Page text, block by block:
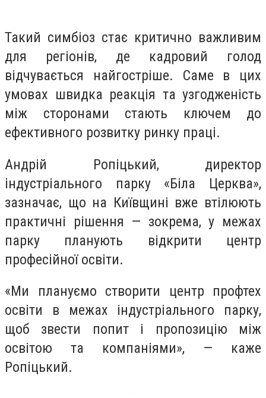
Такий симбіоз стає критично важливим
для регіонів, де кадровий голод
відчувається найгостріше. Саме в цих
умовах швидка реакція та узгодженість
між сторонами стають ключем до
ефективного розвитку ринку праці.
Андрій Ропіцький, директор
індустріального парку «Біла Церква»,
зазначає, що на Київщині вже втілюють
практичні рішення — зокрема, у межах
парку планують відкрити центр
професійної освіти.
«Ми плануємо створити центр профтех
освіти в межах індустріального парку,
щоб звести попит і пропозицію між
освітою та компаніями», — каже
Ропіцький.